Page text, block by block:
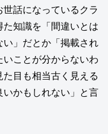
話になっているクラ
知識を「間違いとは
」だとか「掲載され
ことが分からないわ
目も相当古く見える
かもしれない」と言